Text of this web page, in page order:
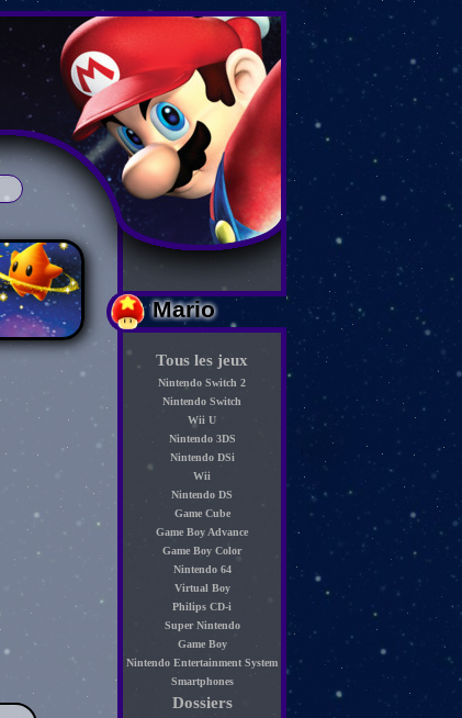
Mario
Tous les jeux
Nintendo Switch 2
Nintendo Switch
Wii U
Nintendo 3DS
Nintendo DSi
Wii
Nintendo DS
Game Cube
Game Boy Advance
Game Boy Color
Nintendo 64
Virtual Boy
Philips CD-i
Super Nintendo
Game Boy
Nintendo Entertainment System
Smartphones
Dossiers